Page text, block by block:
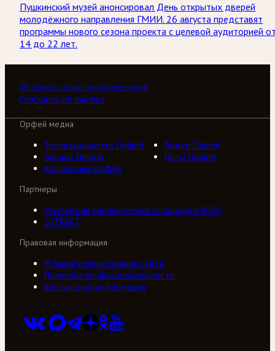
Пушкинский музей анонсировал День открытых дверей
молодёжного направления ГМИИ. 26 августа представят
программы нового сезона проекта с целевой аудиторией
14 до 22 лет.
Оставить отзыв или пожелание
Сообщить об ошибке
Орфей медиа
Телерадиоцентр Орфей
Видео Орфей
Афиша Орфей
Ноты Орфей
Коллективы Орфей
Партнеры
Российская библиотечная ассоциация (РБА)
///ТРАКТ
Правовая информация
Условия использования сайта
Политика конфиденциальности
Контактная информация